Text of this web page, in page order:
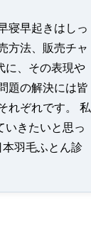
寝早起きはしっ
方法、販売チャ
に、その表現や
題の解決には皆
れぞれです。 私
いきたいと思っ
羽毛ふとん診